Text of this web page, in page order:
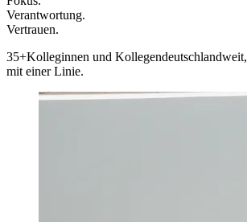
Verantwortung.
Vertrauen.
35+Kolleginnen und Kollegendeutschlandweit,
mit einer Linie.